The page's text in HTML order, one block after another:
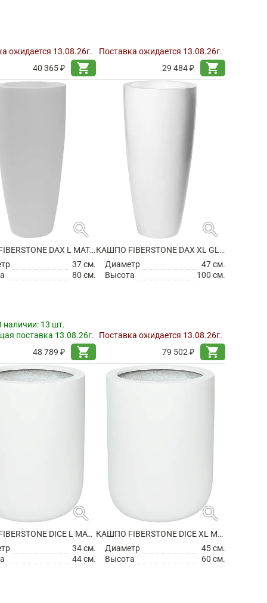
ожидается 13.08.26г.
40 365 ₽
shopping_cart
Поставка ожидается 13.08.26г.
29 484 ₽
shopping_cart
search
КАШПО FIBERSTONE DAX L MATT WHITE
37 см.
80 см.
наличии: 13 шт.
поставка 13.08.26г.
48 789 ₽
shopping_cart
search
КАШПО FIBERSTONE DAX XL GLOSSY WHITE
Диаметр
47 см.
Высота
100 см.
Поставка ожидается 13.08.26г.
79 502 ₽
shopping_cart
search
КАШПО FIBERSTONE DICE L MATT WHITE
34 см.
44 см.
search
КАШПО FIBERSTONE DICE XL MATT WHITE
Диаметр
45 см.
Высота
60 см.